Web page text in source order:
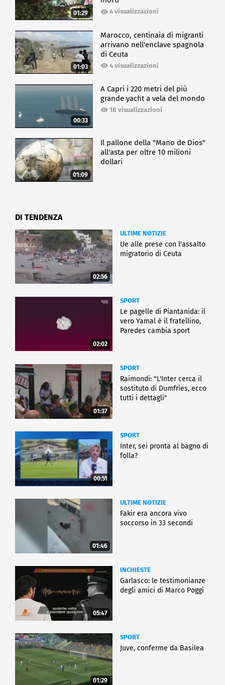
01:29 4 visualizzazioni
01:03
Marocco, centinaia di migranti
arrivano nell'enclave spagnola
di Ceuta
4 visualizzazioni
00:33
A Capri i 220 metri del più
grande yacht a vela del mondo
18 visualizzazioni
01:09
Il pallone della "Mano de Dios"
all'asta per oltre 10 milioni
dollari
DI TENDENZA
02:56
ULTIME NOTIZIE
Ue alle prese con l'assalto
migratorio di Ceuta
02:02
SPORT
Le pagelle di Piantanida: il
vero Yamal è il fratellino,
Paredes cambia sport
01:37
SPORT
Raimondi: "L'Inter cerca il
sostituto di Dumfries, ecco
tutti i dettagli"
00:51
SPORT
Inter, sei pronta al bagno di
folla?
01:46
ULTIME NOTIZIE
Fakir era ancora vivo
soccorso in 33 secondi
05:47
INCHIESTE
Garlasco: le testimonianze
degli amici di Marco Poggi
01:29
SPORT
Juve, conferme da Basilea